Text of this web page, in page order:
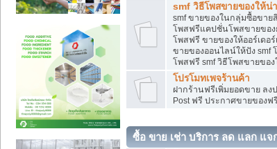
smf วิธีโพสขายของให้น่
smf ขายของในกลุ่มซื้อขาย
โพสฟรีแคปชั่นโพสขายของ
โพสฟรี ขายของให้ออร์เดอ
ขายของออนไลน์ให้ปัง smf
โพสฟรี smf วิธีโพสขายขอ
โปรโมทเพจร้านค้า
ฝากร้านฟรีเพิ่มยอดขาย ลง
Post ฟรี ประกาศขายของ
ซื้อ ขาย เช่า บริการ ลด แลก แจ